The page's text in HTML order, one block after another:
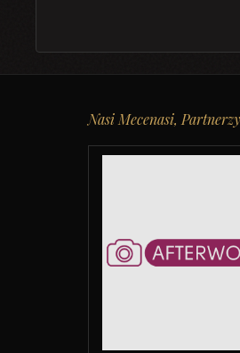
Nasi Mecenasi,